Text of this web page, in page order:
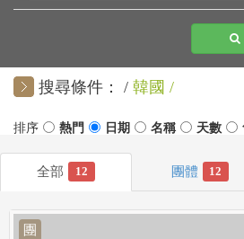
搜尋條件： 韓國
12 12
團